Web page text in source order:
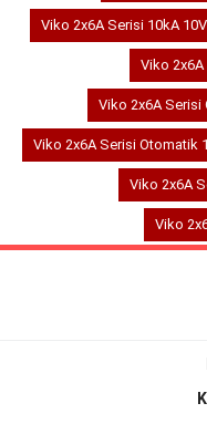
Viko 2x6A Serisi 10kA
Viko
Viko 2x6A Serisi
Viko 2x6A Serisi Otomatik
Viko 2x6A
Viko